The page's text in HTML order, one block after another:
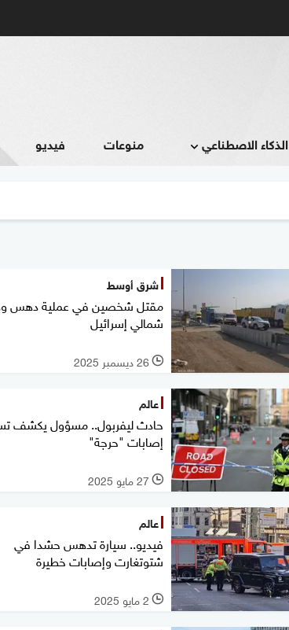
الذكاء الاصطناعي منوعات فيديو
شرق أوسط
مقتل شخصين في عملية دهس
شمالي إسرائيل
l 26 ديسمبر 2025
عالم
حادث ليفربول.. مسؤول يكشف
إصابات "حرجة"
l 27 مايو 2025
عالم
فيديو.. سيارة تدهس حشدا في
شتوتغارت وإصابات خطيرة
l 2 مايو 2025